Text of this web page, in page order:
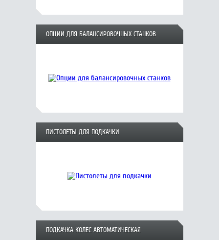
ОПЦИИ ДЛЯ БАЛАНСИРОВОЧНЫХ СТАНКОВ
ПИСТОЛЕТЫ ДЛЯ ПОДКАЧКИ
ПОДКАЧКА КОЛЕС АВТОМАТИЧЕСКАЯ